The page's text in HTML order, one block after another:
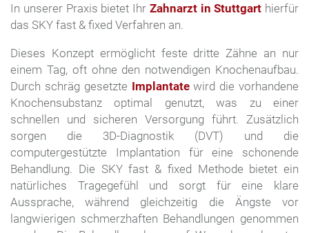
In unserer Praxis bietet Ihr Zahnarzt in Stuttgart hierfür
das SKY fast & fixed Verfahren an.
Dieses Konzept ermöglicht feste dritte Zähne an nur
einem Tag, oft ohne den notwendigen Knochenaufbau.
Durch schräg gesetzte Implantatewird die vorhandene
Knochensubstanz optimal genutzt, was zu einer
schnellen und sicheren Versorgung führt. Zusätzlich
sorgen die 3D-Diagnostik (DVT) und die
computergestützte Implantation für eine schonende
Behandlung. Die SKY fast & fixed Methode bietet ein
natürliches Tragegefühl und sorgt für eine klare
Aussprache, während gleichzeitig die Ängste vor
langwierigen schmerzhaften Behandlungen genommen